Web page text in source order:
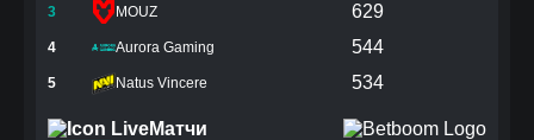
3 MOUZ 629
4 Aurora Gaming 544
5 Natus Vincere 534
Матчи